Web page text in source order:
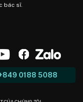
bác sĩ.
0188 5088